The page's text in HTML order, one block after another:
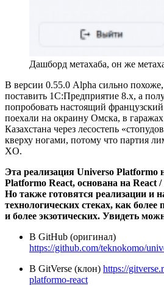
Дашборд метахаба, он же
В версии 0.55.0 Alpha сильно похоже,
поставить 1С:Предприятие 8.х, а
попробовать настоящий
поехали на окраину Омска, в
Казахстана через лесостепь
кверху ногами, потому что партия
XO.
Эта реализация Universo Platformo
Platformo React, основана на React /
Но также готовятся реализации и
технологических стеках, как
и более экзотических. Увидеть
В GitHub (оригинал)
https://github.com/teknokomo/
В GitVerse (клон) https://
platformo-react